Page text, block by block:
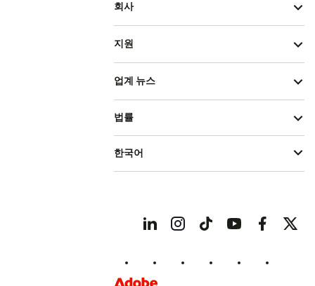
회사
지원
업계 뉴스
법률
한국어